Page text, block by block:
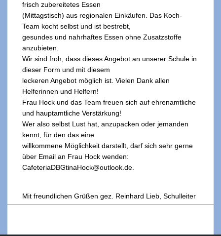
frisch zubereitetes Essen
(Mittagstisch) aus regionalen Einkäufen. Das Koch-
Team kocht selbst und ist bestrebt,
gesundes und nahrhaftes Essen ohne Zusatzstoffe
anzubieten.
Wir sind froh, dass dieses Angebot an unserer Schule in
dieser Form und mit diesem
leckeren Angebot möglich ist. Vielen Dank allen
Helferinnen und Helfern!
Frau Hock und das Team freuen sich auf ehrenamtliche
und hauptamtliche Verstärkung!
Wer also selbst Lust hat, anzupacken oder jemanden
kennt, für den das eine
willkommene Möglichkeit darstellt, darf sich sehr gerne
über Email an Frau Hock wenden:
CafeteriaDBGtinaHock@outlook.de.
Mit freundlichen Grüßen gez. Reinhard Lieb, Schulleiter